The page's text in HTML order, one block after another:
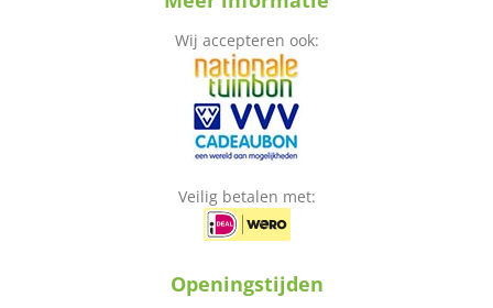
Wij accepteren ook:
Veilig betalen met:
Openingstijden